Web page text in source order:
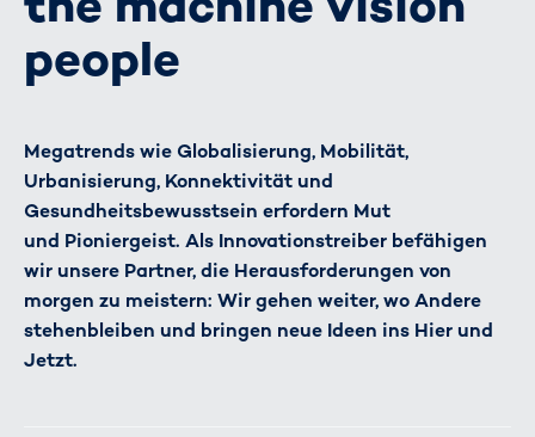
people
Megatrends wie Globalisierung, Mobilität,
Urbanisierung, Konnektivität und
Gesundheitsbewusstsein erfordern Mut
und Pioniergeist. Als Innovationstreiber befähigen
wir unsere Partner, die Herausforderungen von
morgen zu meistern: Wir gehen weiter, wo Andere
stehenbleiben und bringen neue Ideen ins Hier und
Jetzt.